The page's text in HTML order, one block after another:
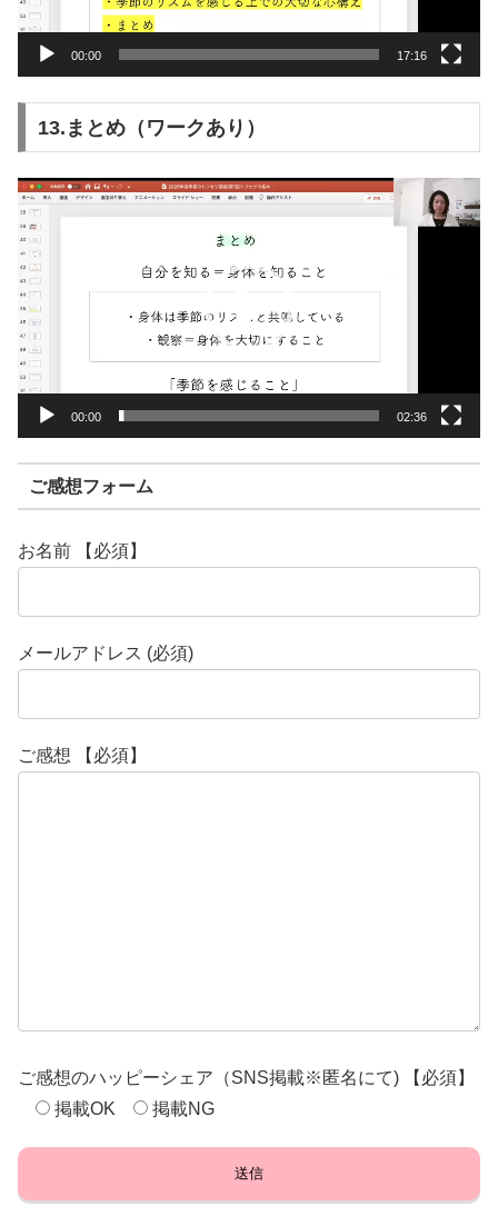
ー
00:00 17:16
13.まとめ（ワークあり）
動
画
プ
レ
ー
ヤ
ー
00:00 02:36
ご感想フォーム
お名前 【必須】
メールアドレス (必須)
ご感想 【必須】
ご感想のハッピーシェア（SNS掲載※匿名にて) 【必須】
掲載OK
掲載NG